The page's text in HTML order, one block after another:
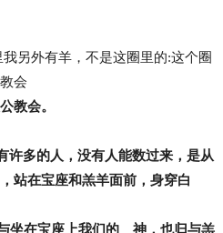
我另外有羊，不是这圈里的:这个圈
会
教会。
许多的人，没有人能数过来，是从
站在宝座和羔羊面前，身穿白
坐在宝座上我们的 神，也归与羔